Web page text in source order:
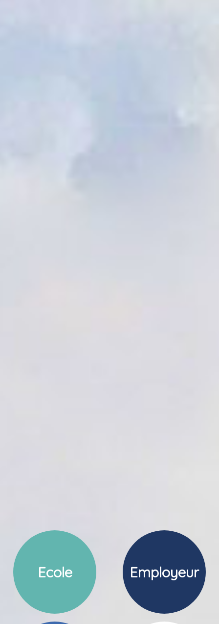
Ecole Employeur